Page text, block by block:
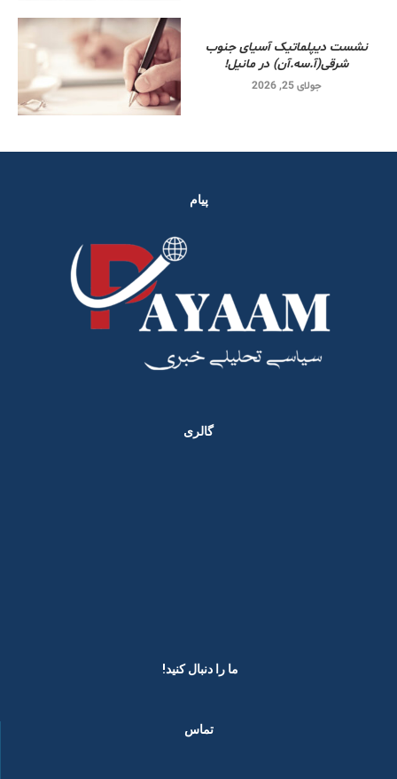
نشست دیپلماتیک آسیای جنوب
شرقی‌(آ.سه.آن) در مانیل!
جولای 25, 2026
پیام
گالری
ما را دنبال کنید! ​
تماس